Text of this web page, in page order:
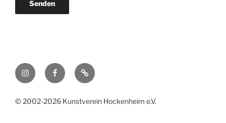
InstagramFaceBookCookie-
Richtlinie
© 2002-2026 Kunstverein Hockenheim e.V.